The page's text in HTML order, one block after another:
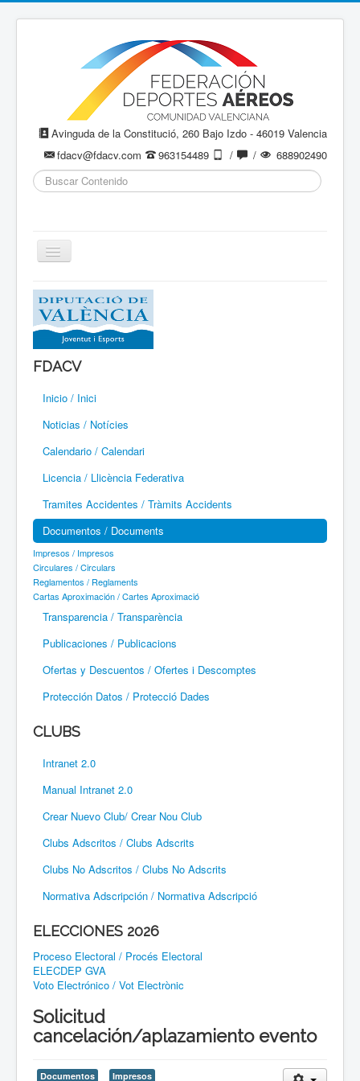
Avinguda de la Constitució, 260 Bajo Izdo - 46019 Valencia
fdacv@fdacv.com
963154489 / /
688902490
Buscar...
Cambiar
navegación
Aeromodelismo / Aeromodelisme
Ala Delta
Paracaidismo / Paracaigudisme
Parapente / Parapent
Ultraligeros / Ultralleugers
Vuelo Con Motor / Vol Amb Motor
FDACV
Inicio / Inici
Noticias / Notícies
Calendario / Calendari
Licencia / Llicència Federativa
Tramites Accidentes / Tràmits Accidents
Documentos / Documents
Impresos / Impresos
Circulares / Circulars
Reglamentos / Reglaments
Cartas Aproximación / Cartes Aproximació
Transparencia / Transparència
Publicaciones / Publicacions
Ofertas y Descuentos / Ofertes i Descomptes
Protección Datos / Protecció Dades
CLUBS
Intranet 2.0
Manual Intranet 2.0
Crear Nuevo Club/ Crear Nou Club
Clubs Adscritos / Clubs Adscrits
Clubs No Adscritos / Clubs No Adscrits
Normativa Adscripción / Normativa Adscripció
ELECCIONES 2026
Proceso Electoral / Procés Electoral
ELECDEP GVA
Voto Electrónico / Vot Electrònic
Solicitud
cancelación/aplazamiento evento
Documentos Impresos